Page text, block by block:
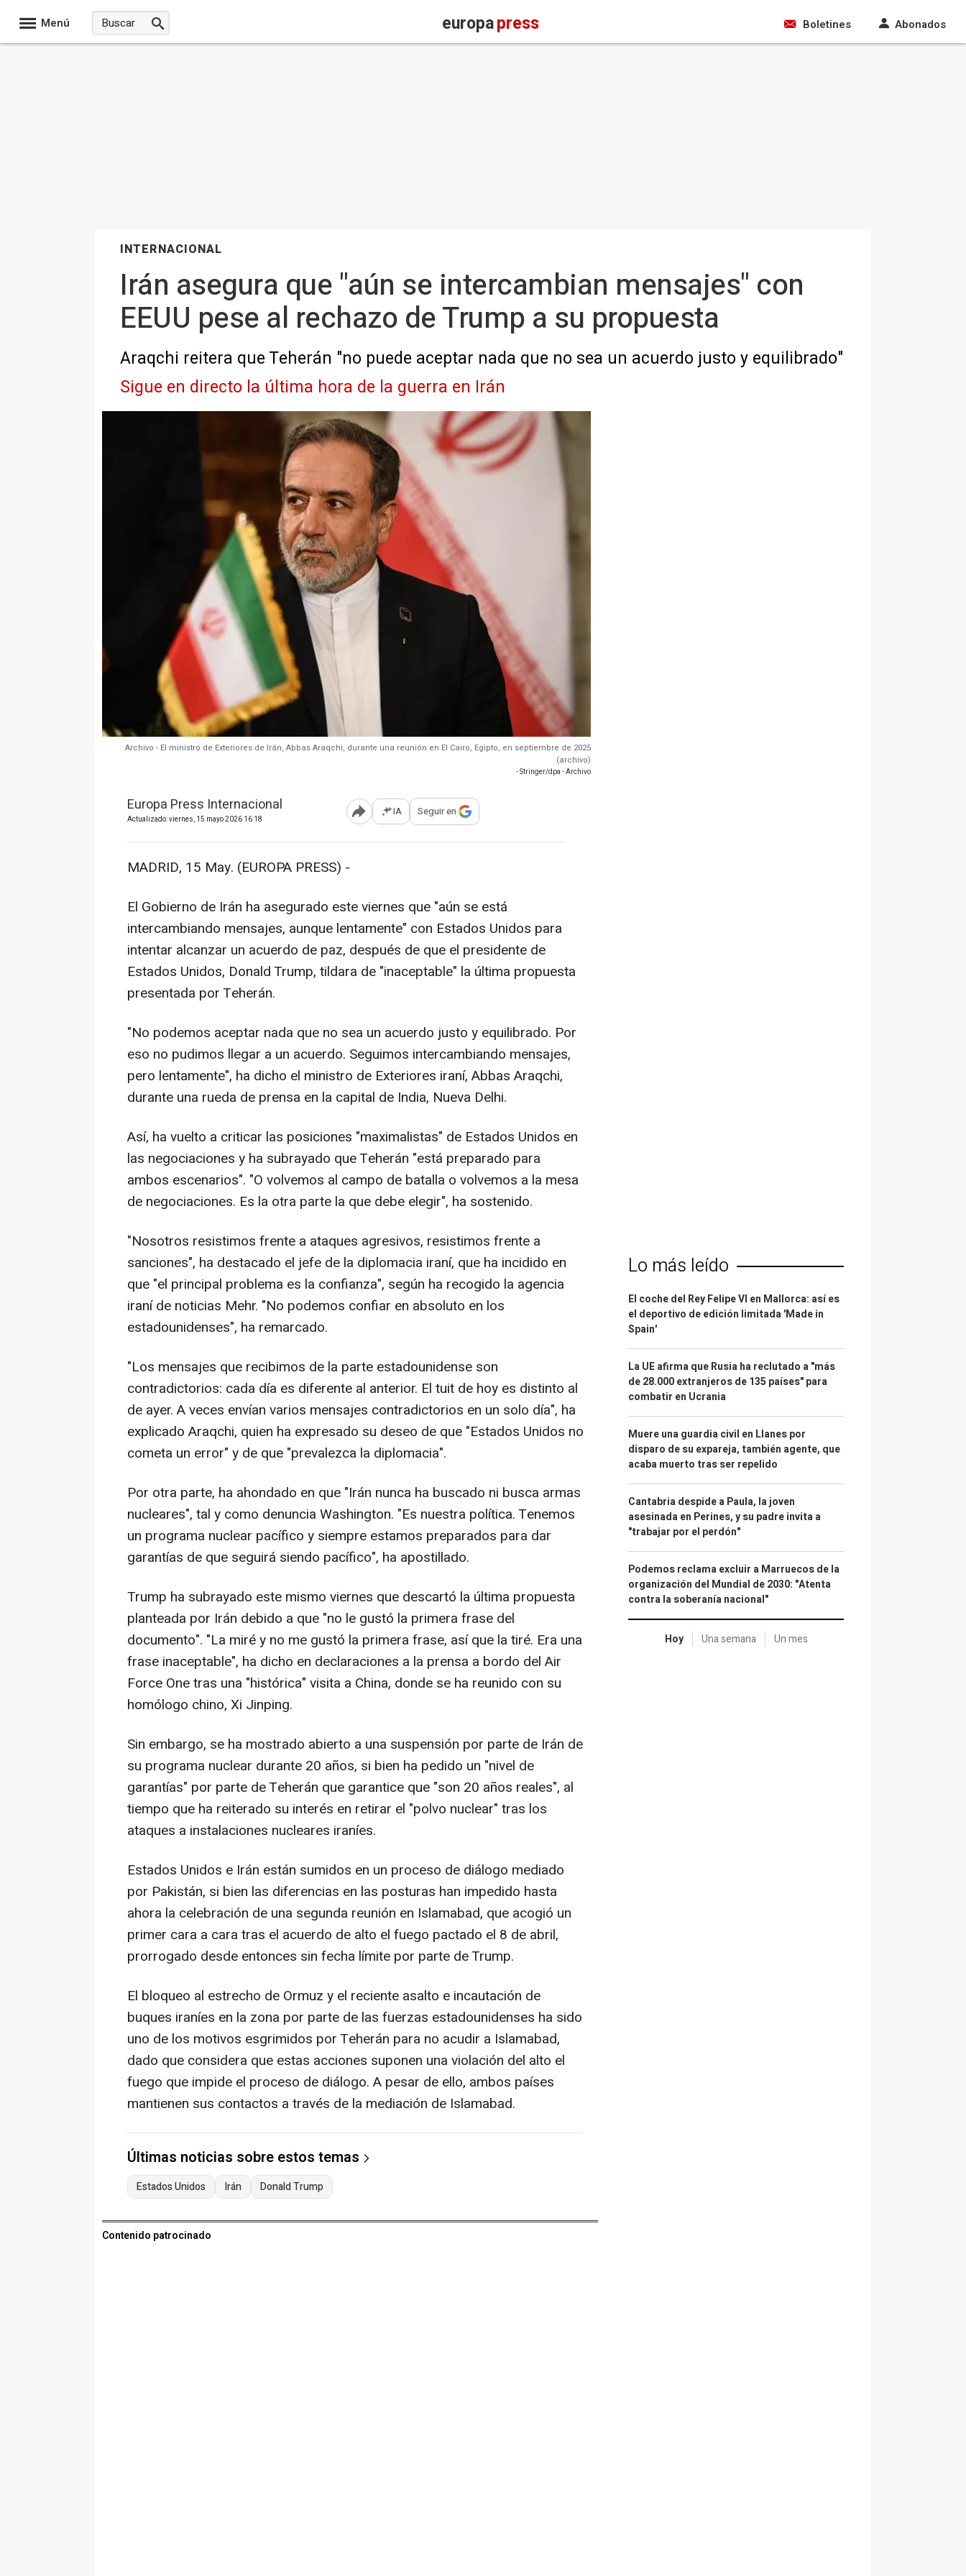
Menú europapress Boletines Abonados
INTERNACIONAL
Irán asegura que "aún se intercambian mensajes" con
EEUU pese al rechazo de Trump a su propuesta
Araqchi reitera que Teherán "no puede aceptar nada que no sea un acuerdo justo y equilibrado"
Sigue en directo la última hora de la guerra en Irán
Archivo - El ministro de Exteriores de Irán, Abbas Araqchi, durante una reunión en El Cairo, Egipto, en septiembre de 2025
(archivo)
- Stringer/dpa - Archivo
Europa Press Internacional
Actualizado: viernes, 15 mayo 2026 16:18 Abrir opciones para compartir
IA Seguir en
MADRID, 15 May. (EUROPA PRESS) -
El Gobierno de Irán ha asegurado este viernes que "aún se está
intercambiando mensajes, aunque lentamente" con Estados Unidos para
intentar alcanzar un acuerdo de paz, después de que el presidente de
Estados Unidos, Donald Trump, tildara de "inaceptable" la última propuesta
presentada por Teherán.
"No podemos aceptar nada que no sea un acuerdo justo y equilibrado. Por
eso no pudimos llegar a un acuerdo. Seguimos intercambiando mensajes,
pero lentamente", ha dicho el ministro de Exteriores iraní, Abbas Araqchi,
durante una rueda de prensa en la capital de India, Nueva Delhi.
Así, ha vuelto a criticar las posiciones "maximalistas" de Estados Unidos en
las negociaciones y ha subrayado que Teherán "está preparado para
ambos escenarios". "O volvemos al campo de batalla o volvemos a la mesa
de negociaciones. Es la otra parte la que debe elegir", ha sostenido.
"Nosotros resistimos frente a ataques agresivos, resistimos frente a
sanciones", ha destacado el jefe de la diplomacia iraní, que ha incidido en
que "el principal problema es la confianza", según ha recogido la agencia
iraní de noticias Mehr. "No podemos confiar en absoluto en los
estadounidenses", ha remarcado.
"Los mensajes que recibimos de la parte estadounidense son
contradictorios: cada día es diferente al anterior. El tuit de hoy es distinto al
de ayer. A veces envían varios mensajes contradictorios en un solo día", ha
explicado Araqchi, quien ha expresado su deseo de que "Estados Unidos no
cometa un error" y de que "prevalezca la diplomacia".
Por otra parte, ha ahondado en que "Irán nunca ha buscado ni busca armas
nucleares", tal y como denuncia Washington. "Es nuestra política. Tenemos
un programa nuclear pacífico y siempre estamos preparados para dar
garantías de que seguirá siendo pacífico", ha apostillado.
Trump ha subrayado este mismo viernes que descartó la última propuesta
planteada por Irán debido a que "no le gustó la primera frase del
documento". "La miré y no me gustó la primera frase, así que la tiré. Era una
frase inaceptable", ha dicho en declaraciones a la prensa a bordo del Air
Force One tras una "histórica" visita a China, donde se ha reunido con su
homólogo chino, Xi Jinping.
Sin embargo, se ha mostrado abierto a una suspensión por parte de Irán de
su programa nuclear durante 20 años, si bien ha pedido un "nivel de
garantías" por parte de Teherán que garantice que "son 20 años reales", al
tiempo que ha reiterado su interés en retirar el "polvo nuclear" tras los
ataques a instalaciones nucleares iraníes.
Estados Unidos e Irán están sumidos en un proceso de diálogo mediado
por Pakistán, si bien las diferencias en las posturas han impedido hasta
ahora la celebración de una segunda reunión en Islamabad, que acogió un
primer cara a cara tras el acuerdo de alto el fuego pactado el 8 de abril,
prorrogado desde entonces sin fecha límite por parte de Trump.
El bloqueo al estrecho de Ormuz y el reciente asalto e incautación de
buques iraníes en la zona por parte de las fuerzas estadounidenses ha sido
uno de los motivos esgrimidos por Teherán para no acudir a Islamabad,
dado que considera que estas acciones suponen una violación del alto el
fuego que impide el proceso de diálogo. A pesar de ello, ambos países
mantienen sus contactos a través de la mediación de Islamabad.
Últimas noticias sobre estos temas
Estados Unidos Irán Donald Trump
Contenido patrocinado
Lo más leído
El coche del Rey Felipe VI en Mallorca: así es
el deportivo de edición limitada 'Made in
Spain'
La UE afirma que Rusia ha reclutado a "más
de 28.000 extranjeros de 135 países" para
combatir en Ucrania
Muere una guardia civil en Llanes por
disparo de su expareja, también agente, que
acaba muerto tras ser repelido
Cantabria despide a Paula, la joven
asesinada en Perines, y su padre invita a
"trabajar por el perdón"
Podemos reclama excluir a Marruecos de la
organización del Mundial de 2030: "Atenta
contra la soberanía nacional"
Hoy Una semana Un mes